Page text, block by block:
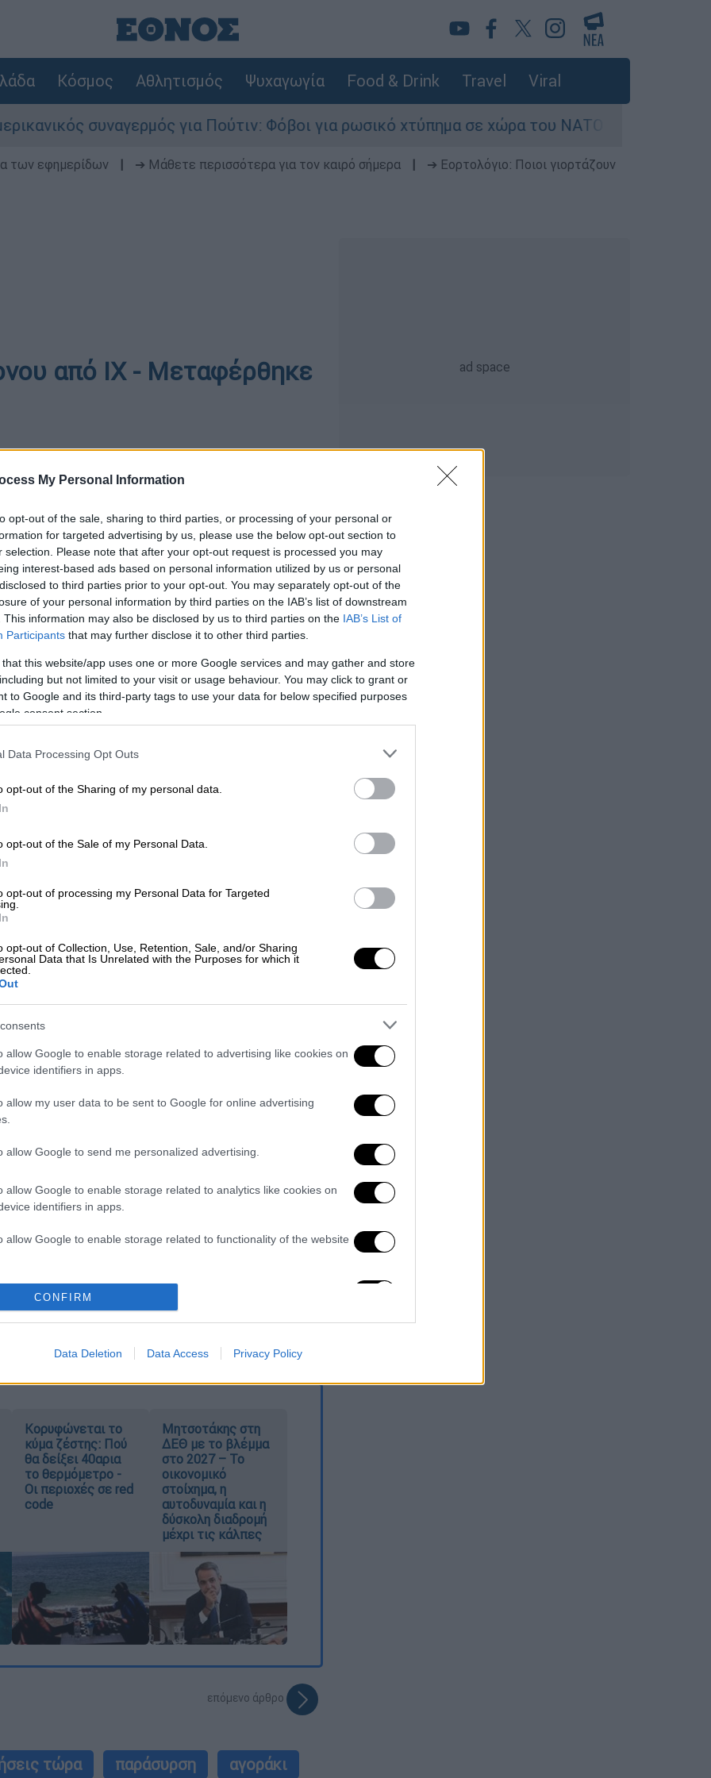
My Personal Information
opt-out of the sale, sharing to third parties, or processing of your personal or
for targeted advertising by us, please use the below opt-out section to
selection. Please note that after your opt-out request is processed you may
interest-based ads based on personal information utilized by us or personal
to third parties prior to your opt-out. You may separately opt-out of the
of your personal information by third parties on the IAB’s list of downstream
This information may also be disclosed by us to third parties on the IAB’s List of
Participants that may further disclose it to other third parties.
that this website/app uses one or more Google services and may gather and store
but not limited to your visit or usage behaviour. You may click to grant or
to Google and its third-party tags to use your data for below specified purposes
consent section.
Data Processing Opt Outs
opt-out of the Sharing of my personal data.
opt-out of the Sale of my Personal Data.
opt-out of processing my Personal Data for Targeted
opt-out of Collection, Use, Retention, Sale, and/or Sharing
Data that Is Unrelated with the Purposes for which it
allow Google to enable storage related to advertising like cookies on
identifiers in apps.
allow my user data to be sent to Google for online advertising
allow Google to send me personalized advertising.
allow Google to enable storage related to analytics like cookies on
identifiers in apps.
allow Google to enable storage related to functionality of the website
allow Google to enable storage related to personalization.
allow Google to enable storage related to security, including
CONFIRM
Data Deletion Data Access Privacy Policy
Κόσμος Αθλητισμός Ψυχαγωγία Food & Drink Travel Viral
συναγερμός για Πούτιν: Φόβοι για ρωσικό χτύπημα σε χώρα του ΝΑΤΟ - Τα βασικά σενάρια
των εφημερίδων ➔ Μάθετε περισσότερα για τον καιρό σήμερα
➔ Εορτολόγιο: Ποιοι γιορτάζουν
από ΙΧ - Μεταφέρθηκε
το ΕΘΝΟΣ στη Google
(15/09)
, όταν ΙΧπαρέσυρε ένα8χρονο
σε σπίτι στην Κρήτη -
οδό, με αποτέλεσμα τον
στο Κέντρο Υγείας Ναυπάκτου και
στο ΓενικόΝοσοκομείο Παίδων Πατρών
Προανάκριση διενεργείται από το Α’
Μεσολογγίου.
Κορυφώνεται το
κύμα ζέστης: Πού
θα δείξει 40αρια
το θερμόμετρο -
Οι περιοχές σε red
code
Μητσοτάκης στη
ΔΕΘ με το βλέμμα
στο 2027 – Το
οικονομικό
στοίχημα, η
αυτοδυναμία και η
δύσκολη διαδρομή
μέχρι τις κάλπες
επόμενο άρθρο
τώρα παράσυρση αγοράκι